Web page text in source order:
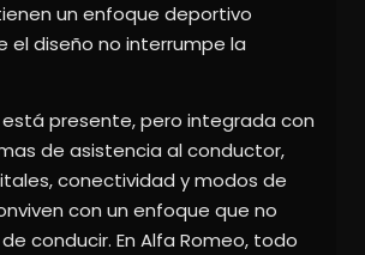
un enfoque deportivo
el diseño no interrumpe la
presente, pero integrada con
de asistencia al conductor,
conectividad y modos de
con un enfoque que no
conducir. En Alfa Romeo, todo